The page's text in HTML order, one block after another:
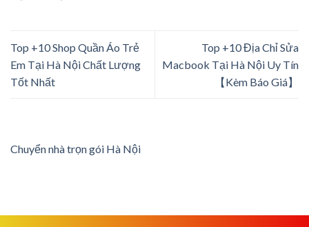
Top +10 Shop Quần Áo Trẻ
Em Tại Hà Nội Chất Lượng
Tốt Nhất
Top +10 Địa Chỉ Sửa
Macbook Tại Hà Nội Uy Tín
【Kèm Báo Giá】
Chuyển nhà trọn gói Hà Nội